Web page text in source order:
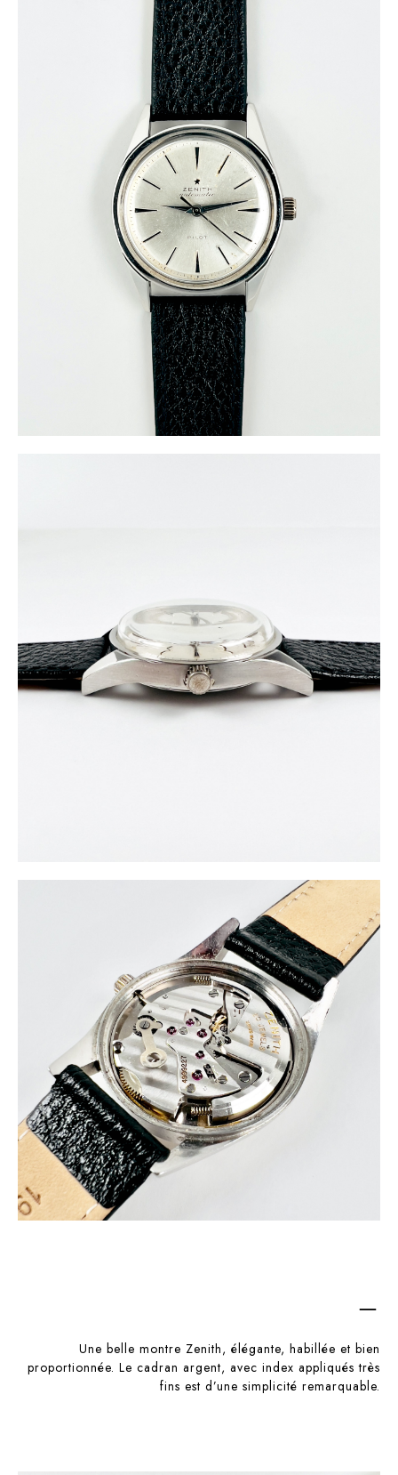
–
Une belle montre Zenith, élégante, habillée et bien
proportionnée. Le cadran argent, avec index appliqués très
fins est d’une simplicité remarquable.